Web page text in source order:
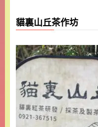
貓裏山丘茶作坊